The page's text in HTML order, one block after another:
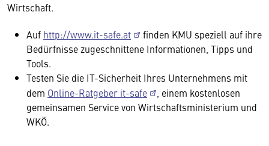
Wirtschaft.
Auf http://www.it-safe.at
finden KMU speziell auf ihre
Bedürfnisse zugeschnittene Informationen, Tipps und
Tools.
Testen Sie die IT-Sicherheit Ihres Unternehmens mit
dem Online-Ratgeber it-safe
, einem kostenlosen
gemeinsamen Service von Wirtschaftsministerium und
WKÖ.